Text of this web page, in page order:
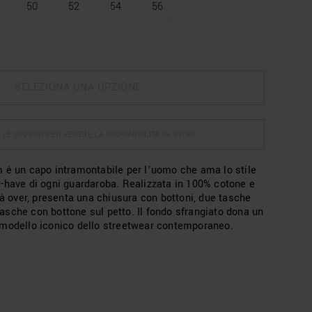
50 52 54 56
è un capo intramontabile per l’uomo che ama lo stile
di ogni guardaroba. Realizzata in 100% cotone e
presenta una chiusura con bottoni, due tasche
con bottone sul petto. Il fondo sfrangiato dona un
iconico dello streetwear contemporaneo.